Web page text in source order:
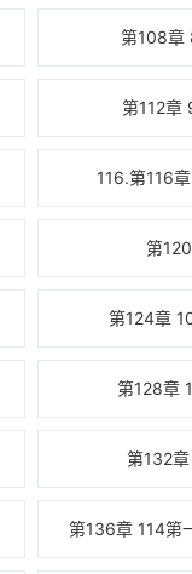
第108章
第112章
116.第116
第
第124章
第128章
第132
第136章 114第